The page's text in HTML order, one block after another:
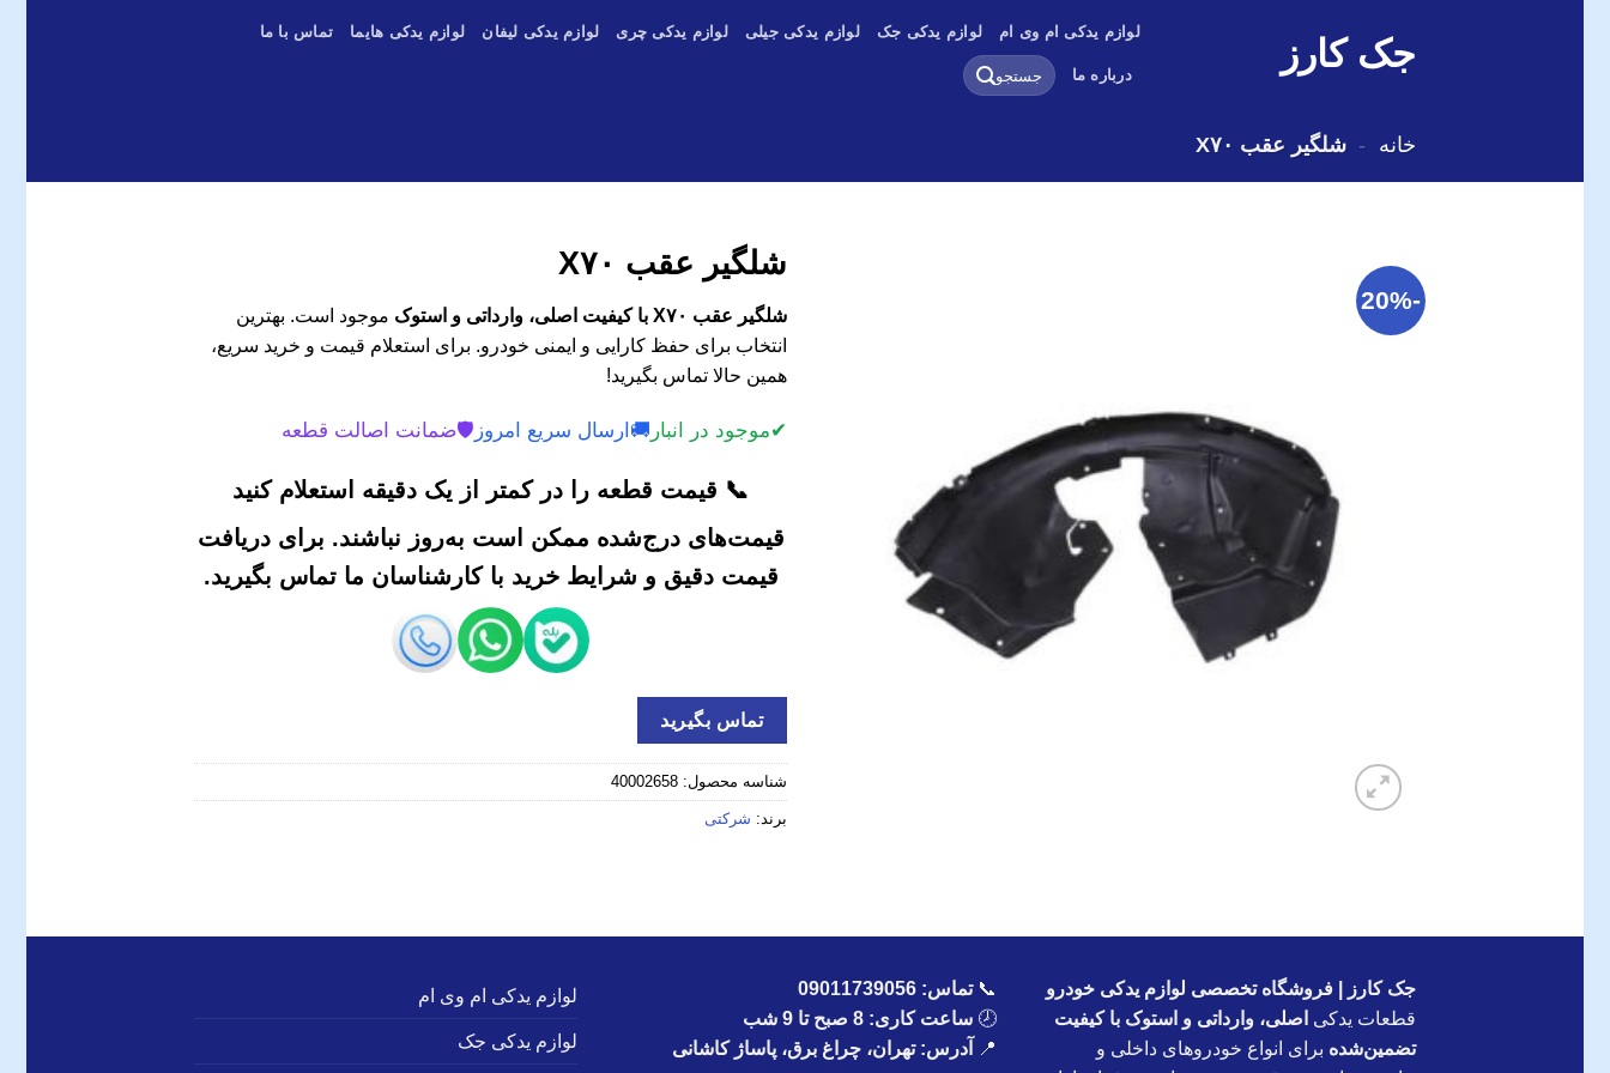
جک کارز
لوازم یدکی ام وی ام لوازم یدکی جک لوازم یدکی جیلی لوازم یدکی چری لوازم یدکی لیفان لوازم یدکی هایما تماس با ما
درباره ما
جستجو
برای:
خانه - شلگیر عقب X۷۰
-20%
شلگیر عقب X۷۰
شلگیر عقب X۷۰ با کیفیت اصلی، وارداتی و استوک
موجود است. بهترین
انتخاب برای حفظ کارایی و ایمنی خودرو. برای استعلام قیمت و خرید سریع،
همین حالا تماس بگیرید!
✔موجود در انبار 🚚 ارسال سریع امروز 🛡️ضمانت اصالت قطعه
📞 قیمت قطعه را در کمتر از یک دقیقه استعلام کنید
قیمت‌های درج‌شده ممکن است به‌روز نباشند. برای دریافت
قیمت دقیق و شرایط خرید با کارشناسان ما تماس بگیرید.
تماس بگیرید
شناسه محصول: 40002658
برند: شرکتی
جک کارز | فروشگاه تخصصی لوازم یدکی خودرو
قطعات یدکی اصلی، وارداتی و استوک با کیفیت
تضمین‌شده برای انواع خودروهای داخلی و
📞تماس: 09011739056
🕗 ساعت کاری: 8 صبح تا 9 شب
📍
آدرس: تهران، چراغ برق، پاساژ کاشانی
لوازم یدکی ام وی ام
لوازم یدکی جک